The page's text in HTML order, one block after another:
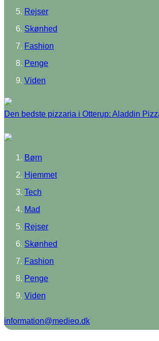
Rejser
Skønhed
Fashion
Penge
Viden
Den bedste pizzaria i Otterup: Aladdin
Børn
Hjemmet
Tech
Mad
Rejser
Skønhed
Fashion
Penge
Viden
information@medieo.dk